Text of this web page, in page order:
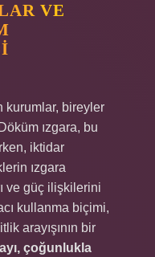
VE
kurumlar, bireyler
ızgara, bu
iktidar
ızgara
ve güç ilişkilerini
kullanma biçimi,
arayışının bir
çoğunlukla